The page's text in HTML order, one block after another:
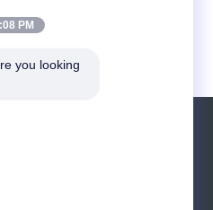
PM
you looking